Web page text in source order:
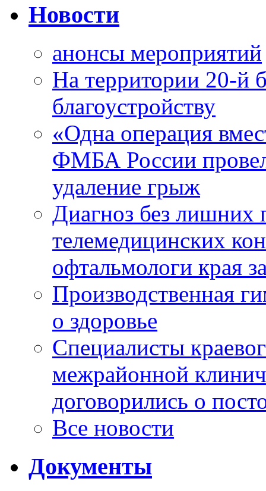
Новости
анонсы мероприятий
На территории 20-й
благоустройству
«Одна операция
ФМБА России
удаление грыж
Диагноз без лишних
телемедицинских
офтальмологи края
Производственная
о здоровье
Специалисты
межрайонной
договорились о
Все новости
Документы